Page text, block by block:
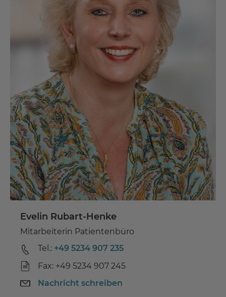
Evelin Rubart-Henke
Mitarbeiterin Patientenbüro
Tel.: +49 5234 907 235
Fax: +49 5234 907 245
Nachricht schreiben